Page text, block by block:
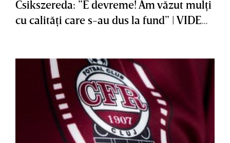
Csikszereda: ”E devreme! Am văzut mulţi
cu calităţi care s-au dus la fund” | VIDEO